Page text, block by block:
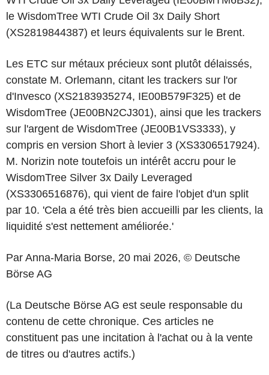
le WisdomTree WTI Crude Oil 3x Daily Short
(XS2819844387) et leurs équivalents sur le Brent.
Les ETC sur métaux précieux sont plutôt délaissés,
constate M. Orlemann, citant les trackers sur l'or
d'Invesco (XS2183935274, IE00B579F325) et de
WisdomTree (JE00BN2CJ301), ainsi que les trackers
sur l'argent de WisdomTree (JE00B1VS3333), y
compris en version Short à levier 3 (XS3306517924).
M. Norizin note toutefois un intérêt accru pour le
WisdomTree Silver 3x Daily Leveraged
(XS3306516876), qui vient de faire l'objet d'un split
par 10. 'Cela a été très bien accueilli par les clients, la
liquidité s'est nettement améliorée.'
Par Anna-Maria Borse, 20 mai 2026, © Deutsche
Börse AG
(La Deutsche Börse AG est seule responsable du
contenu de cette chronique. Ces articles ne
constituent pas une incitation à l'achat ou à la vente
de titres ou d'autres actifs.)